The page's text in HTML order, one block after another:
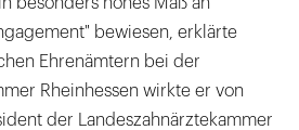
bewiesen, erklärte
Ehrenämtern bei der
Rheinhessen wirkte er von
der Landeszahnärztekammer